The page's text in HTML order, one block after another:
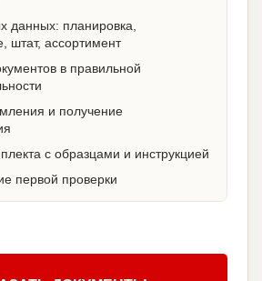
данных: планировка,
штат, ассортимент
в правильной
и получение
с образцами и инструкцией
первой проверки